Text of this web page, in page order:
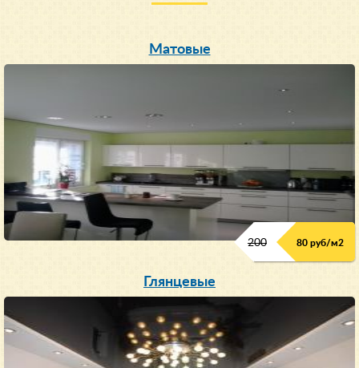
Матовые
200 80 руб/м2
Глянцевые